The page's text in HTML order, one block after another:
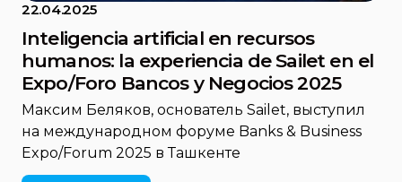
22.04.2025
Inteligencia artificial en recursos
humanos: la experiencia de Sailet en el
Expo/Foro Bancos y Negocios 2025
Максим Беляков, основатель Sailet, выступил
на международном форуме Banks & Business
Expo/Forum 2025 в Ташкенте